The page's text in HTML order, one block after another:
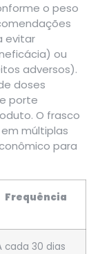
o peso
evitar
ou
adversos).
doses
porte
O frasco
múltiplas
para
Frequência
cada 30 dias